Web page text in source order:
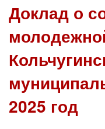
Доклад о
2025 год